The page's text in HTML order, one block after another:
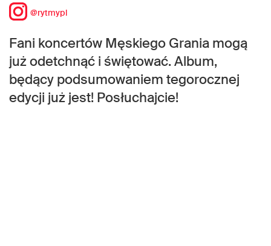
@rytmypl
Fani koncertów Męskiego Grania mogą
już odetchnąć i świętować. Album,
będący podsumowaniem tegorocznej
edycji już jest! Posłuchajcie!